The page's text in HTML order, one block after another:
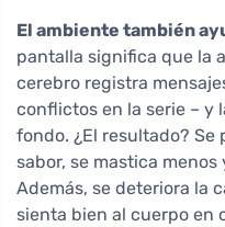
El ambiente también
pantalla significa que la
cerebro registra
conflictos en la serie – y
fondo. ¿El resultado? Se
sabor, se mastica menos
Además, se deteriora la
sienta bien al cuerpo en